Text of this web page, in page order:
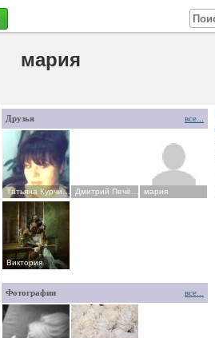
мария
все...
Друзья
Татьяна Курчина астролог,СПбАА,АМАМ ISAR мария
Виктория
все...
Фотографии